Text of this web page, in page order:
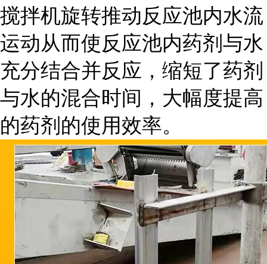
搅拌机旋转推动反应池内水流
运动从而使反应池内药剂与水
充分结合并反应，缩短了药剂
与水的混合时间，大幅度提高
的药剂的使用效率。